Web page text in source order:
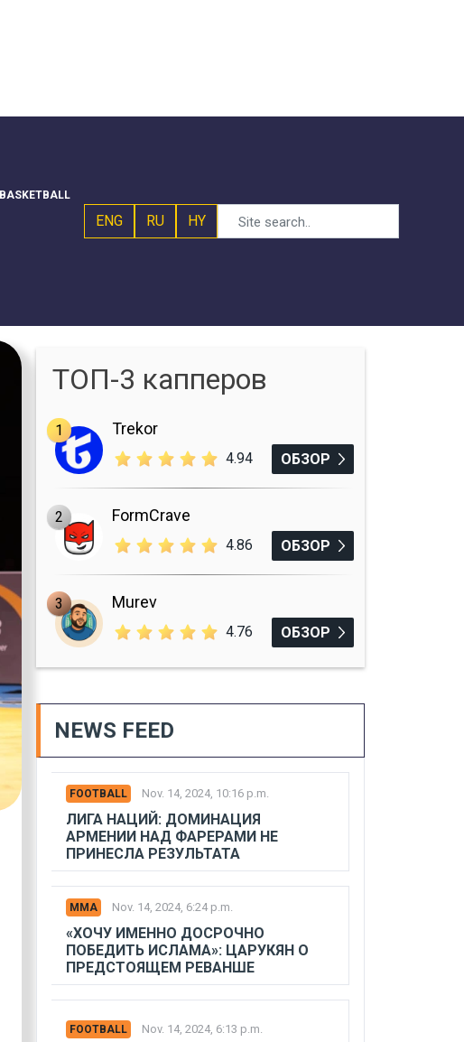
BASKETBALL
ENG RU HY
ТОП-3 капперов
1 Trekor
4.94 ОБЗОР
2 FormCrave
4.86 ОБЗОР
3 Murev
4.76 ОБЗОР
NEWS FEED
FOOTBALL Nov. 14, 2024, 10:16 p.m.
ЛИГА НАЦИЙ: ДОМИНАЦИЯ
АРМЕНИИ НАД ФАРЕРАМИ НЕ
ПРИНЕСЛА РЕЗУЛЬТАТА
MMA Nov. 14, 2024, 6:24 p.m.
«ХОЧУ ИМЕННО ДОСРОЧНО
ПОБЕДИТЬ ИСЛАМА»: ЦАРУКЯН О
ПРЕДСТОЯЩЕМ РЕВАНШЕ
FOOTBALL Nov. 14, 2024, 6:13 p.m.